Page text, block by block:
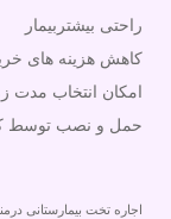
راحتی بیشتربیمار
کاهش هزینه های
امکان انتخاب مدت
حمل و نصب توسط
اجاره تخت بیمارستانی